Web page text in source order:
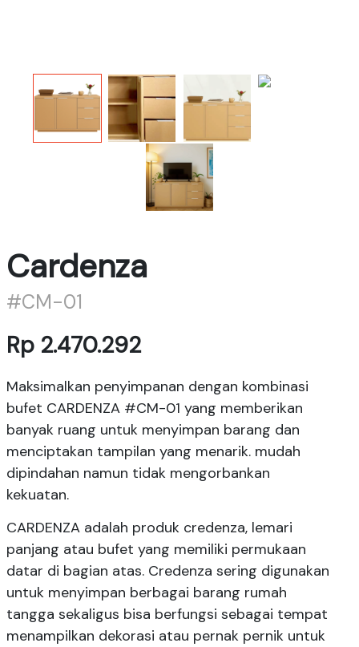
Cardenza
#CM-01
Rp 2.470.292
Maksimalkan penyimpanan dengan kombinasi
bufet CARDENZA #CM-01 yang memberikan
banyak ruang untuk menyimpan barang dan
menciptakan tampilan yang menarik. mudah
dipindahan namun tidak mengorbankan
kekuatan.
CARDENZA adalah produk credenza, lemari
panjang atau bufet yang memiliki permukaan
datar di bagian atas. Credenza sering digunakan
untuk menyimpan berbagai barang rumah
tangga sekaligus bisa berfungsi sebagai tempat
menampilkan dekorasi atau pernak pernik untuk